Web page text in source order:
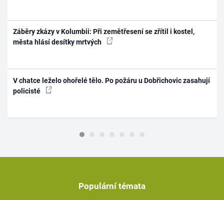
Záběry zkázy v Kolumbii: Při zemětřesení se zřítil i kostel,
města hlásí desítky mrtvých
V chatce leželo ohořelé tělo. Po požáru u Dobřichovic zasahují
policisté
Populární témata